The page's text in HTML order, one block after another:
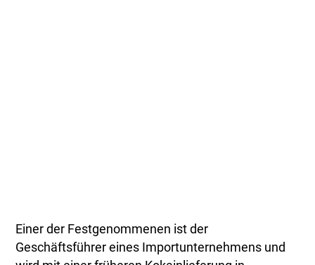
Einer der Festgenommenen ist der
Geschäftsführer eines Importunternehmens und